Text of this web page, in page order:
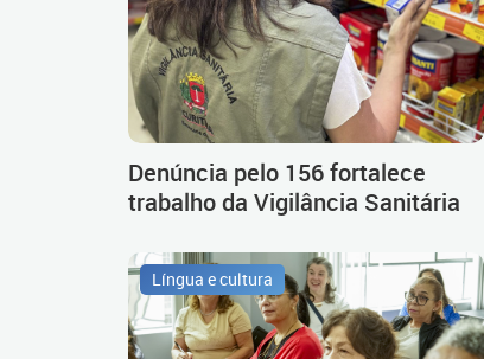
Denúncia pelo 156 fortalece
trabalho da Vigilância Sanitária
Língua e cultura